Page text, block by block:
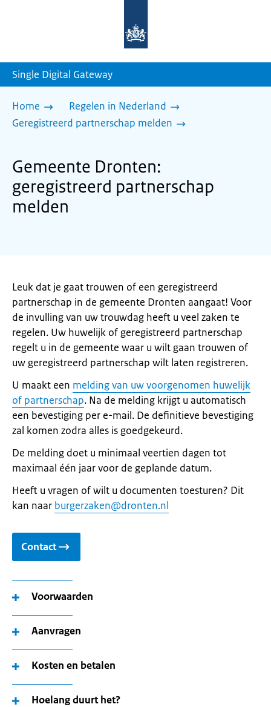
homepage
Single Digital Gateway
Home
Regelen in Nederland
Geregistreerd partnerschap melden
Gemeente Dronten:
geregistreerd partnerschap
melden
Leuk dat je gaat trouwen of een geregistreerd
partnerschap in de gemeente Dronten aangaat! Voor
de invulling van uw trouwdag heeft u veel zaken te
regelen. Uw huwelijk of geregistreerd partnerschap
regelt u in de gemeente waar u wilt gaan trouwen of
uw geregistreerd partnerschap wilt laten registreren.
U maakt een melding van uw voorgenomen huwelijk
of partnerschap. Na de melding krijgt u automatisch
een bevestiging per e-mail. De definitieve bevestiging
zal komen zodra alles is goedgekeurd.
De melding doet u minimaal veertien dagen tot
maximaal één jaar voor de geplande datum.
Heeft u vragen of wilt u documenten toesturen? Dit
kan naar burgerzaken@dronten.nl
Contact
Voorwaarden
Aanvragen
Kosten en betalen
Hoelang duurt het?